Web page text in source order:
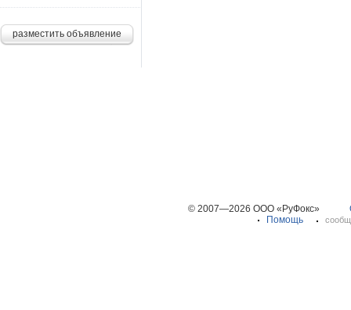
разместить объявление
© 2007—2026 ООО «РуФокс»
Помощь